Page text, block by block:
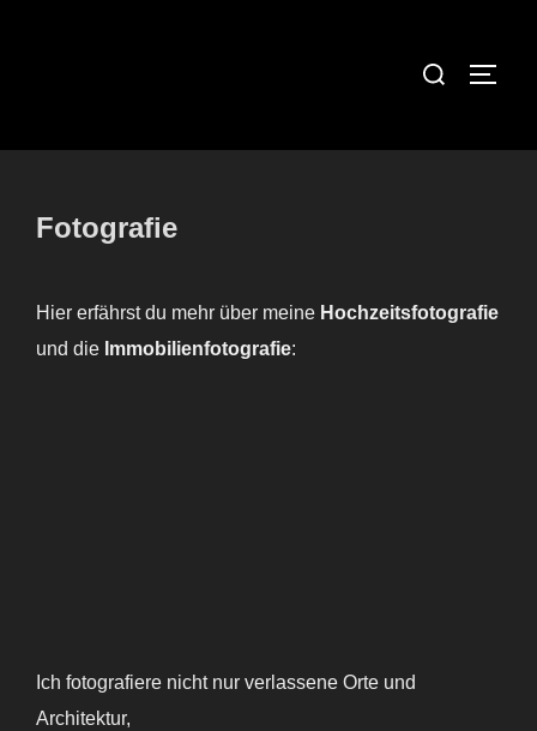
Suchen
Fotografie
Hier erfährst du mehr über meine Hochzeitsfotografie
und die Immobilienfotografie:
Ich fotografiere nicht nur verlassene Orte und
Architektur,